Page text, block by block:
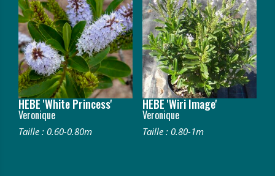
HEBE 'White Princess'
Veronique
Taille : 0.60-0.80m
HEBE 'Wiri Image'
Veronique
Taille : 0.80-1m